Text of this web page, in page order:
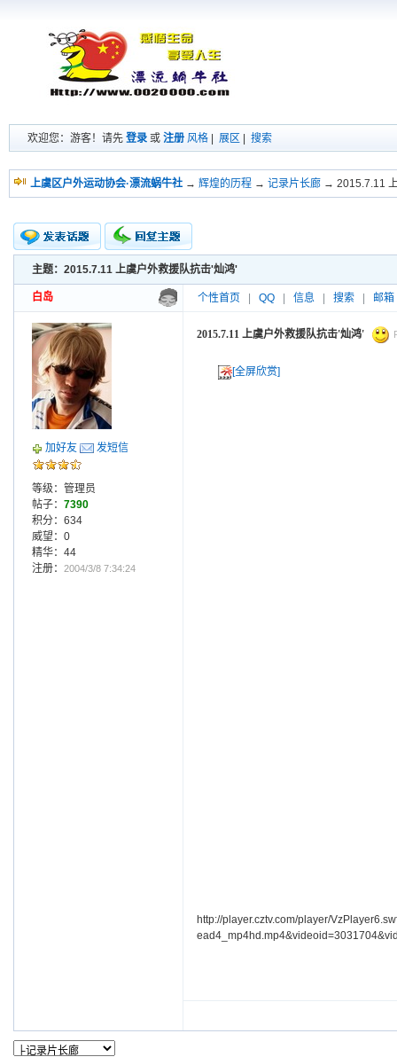
欢迎您：游客！请先 登录 或 注册 风格 展区 搜索
上虞区户外运动协会·漂流蜗牛社 → 辉煌的历程 → 记录片长廊 → 2015.7.11
新的主题
投票帖
小字报
主题：2015.7.11 上虞户外救援队抗击'灿鸿'
白岛 个性首页 QQ 信息 搜索 邮箱
加好友 发短信
等级：管理员
帖子： 7390
积分：634
威望：0
精华：44
注册： 2004/3/8 7:34:24
2015.7.11 上虞户外救援队抗击'灿鸿'
[全屏欣赏]
http://player.cztv.com/player/